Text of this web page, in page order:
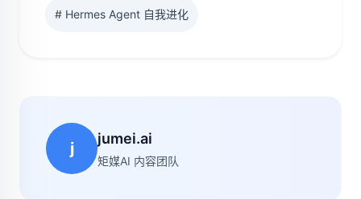
# Hermes Agent 自我进化
j
jumei.ai
矩媒AI 内容团队